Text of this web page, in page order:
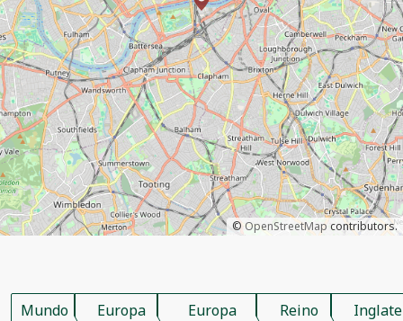
© OpenStreetMap contributors.
Mundo Europa
Europa
Reino